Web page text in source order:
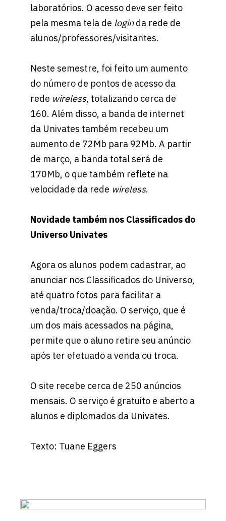
laboratórios. O acesso deve ser feito
pela mesma tela de loginda rede de
alunos/professores/visitantes.
Neste semestre, foi feito um aumento
do número de pontos de acesso da
rede wireless, totalizando cerca de
160. Além disso, a banda de internet
da Univates também recebeu um
aumento de 72Mb para 92Mb. A partir
de março, a banda total será de
170Mb, o que também reflete na
velocidade da rede wireless.
Novidade também nos Classificados do
Universo Univates
Agora os alunos podem cadastrar, ao
anunciar nos Classificados do Universo,
até quatro fotos para facilitar a
venda/troca/doação. O serviço, que é
um dos mais acessados na página,
permite que o aluno retire seu anúncio
após ter efetuado a venda ou troca.
O site recebe cerca de 250 anúncios
mensais. O serviço é gratuito e aberto a
alunos e diplomados da Univates.
Texto: Tuane Eggers